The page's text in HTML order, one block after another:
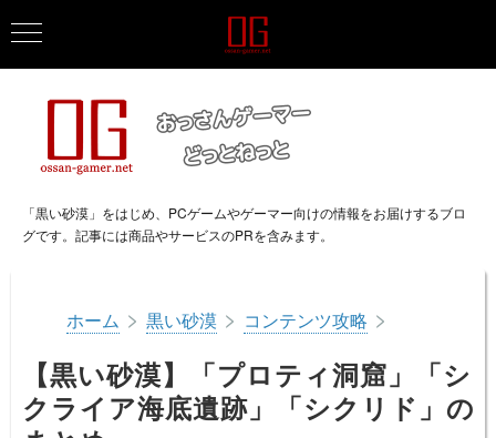
「黒い砂漠」をはじめ、PCゲームやゲーマー向けの情報をお届けするブロ
グです。記事には商品やサービスのPRを含みます。
ホーム > 黒い砂漠 > コンテンツ攻略 >
【黒い砂漠】「プロティ洞窟」「シ
クライア海底遺跡」「シクリド」の